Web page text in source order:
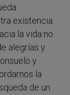
existencia.
la vida no
alegrías y
y
la
de un